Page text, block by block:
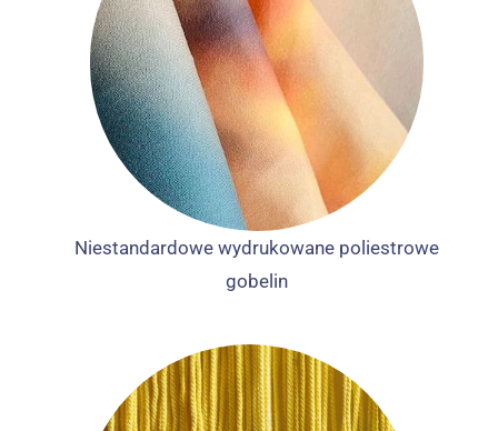
Niestandardowe wydrukowane poliestrowe
gobelin